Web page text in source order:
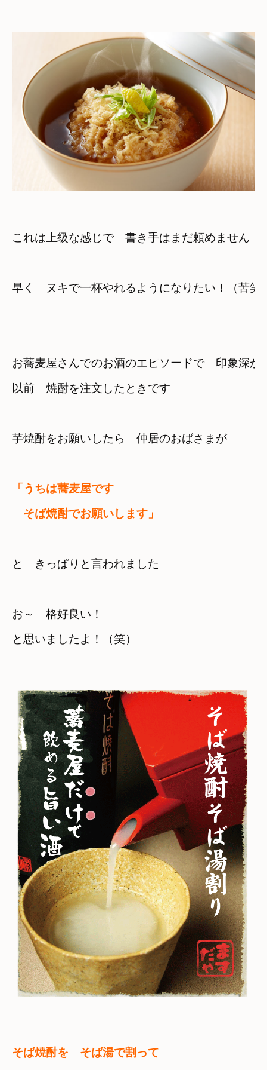
これは上級な感じで　書き手はまだ頼めません
早く　ヌキで一杯やれるようになりたい！（苦笑
お蕎麦屋さんでのお酒のエピソードで　印象深か
以前　焼酎を注文したときです
芋焼酎をお願いしたら　仲居のおばさまが
「うちは蕎麦屋です
そば焼酎でお願いします」
と　きっぱりと言われました
お～　格好良い！
と思いましたよ！（笑）
そば焼酎を　そば湯で割って